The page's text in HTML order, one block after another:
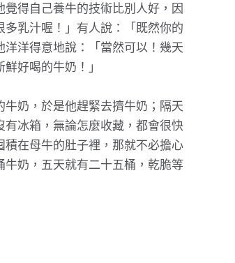
得自己養牛的技術比別人好，因
乳汁喔！」有人說：「既然你的
洋得意地說：「當然可以！幾天
好喝的牛奶！」
奶，於是他趕緊去擠牛奶；隔天
冰箱，無論怎麼收藏，都會很快
在母牛的肚子裡，那就不必擔心
奶，五天就有二十五桶，乾脆等